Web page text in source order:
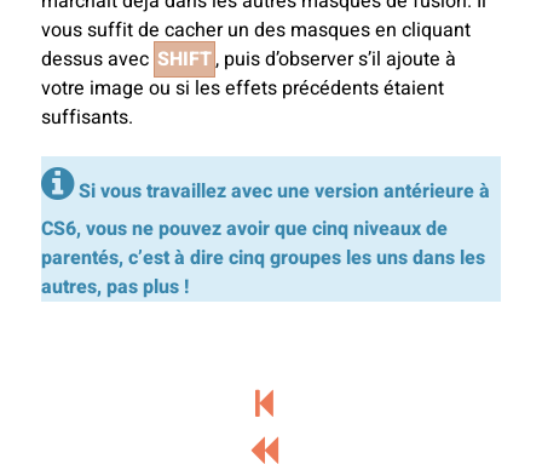
vous suffit de cacher un des masques en cliquant
dessus avec SHIFT, puis d’observer s’il ajoute à
votre image ou si les effets précédents étaient
suffisants.
Si vous travaillez avec une version antérieure à
CS6, vous ne pouvez avoir que cinq niveaux de
parentés, c’est à dire cinq groupes les uns dans les
autres, pas plus !